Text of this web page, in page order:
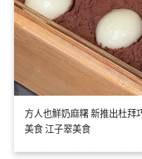
方人也鮮奶麻糬 新推出杜拜
美食 江子翠美食